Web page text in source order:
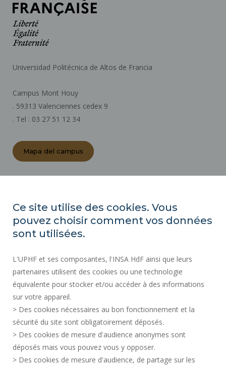
Universidad Politécnica de Altos de Francia
Campus Mont Houy
. 59313 Valenciennes cedex 9
. Tel : 03 27 51 12 34
Mapa del campus
CONTRATACIÓN PÚBLICA
MAPA DEL SITIO
ACCESIBILIDAD
INFORMACIÓN LEGAL
CONTACTOS
DATOS PERSONALES
SERVICIOS PÚBLICOS +
CRÉDITOS
DOY MI OPINIÓN
Ce site utilise des cookies. Vous
pouvez choisir comment vos données
sont utilisées.
L'UPHF et ses composantes, l'INSA HdF ainsi que leurs
partenaires utilisent des cookies ou une technologie
équivalente pour stocker et/ou accéder à des informations
sur votre appareil.
> Des cookies nécessaires au bon fonctionnement et la
sécurité du site sont obligatoirement déposés.
> Des cookies de mesure d'audience anonymes sont
déposés mais vous pouvez vous y opposer.
> Des cookies de mesure d'audience, de partage sur les